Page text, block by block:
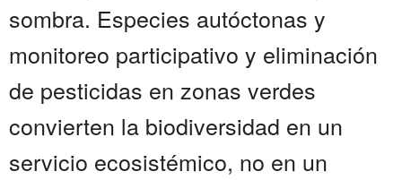
sombra. Especies autóctonas y
monitoreo participativo y eliminación
de pesticidas en zonas verdes
convierten la biodiversidad en un
servicio ecosistémico, no en un